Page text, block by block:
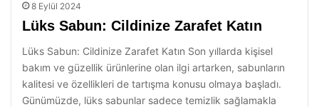
8 Eylül 2024
Lüks Sabun: Cildinize Zarafet Katın
Lüks Sabun: Cildinize Zarafet Katın Son yıllarda kişisel
bakım ve güzellik ürünlerine olan ilgi artarken, sabunların
kalitesi ve özellikleri de tartışma konusu olmaya başladı.
Günümüzde, lüks sabunlar sadece temizlik sağlamakla